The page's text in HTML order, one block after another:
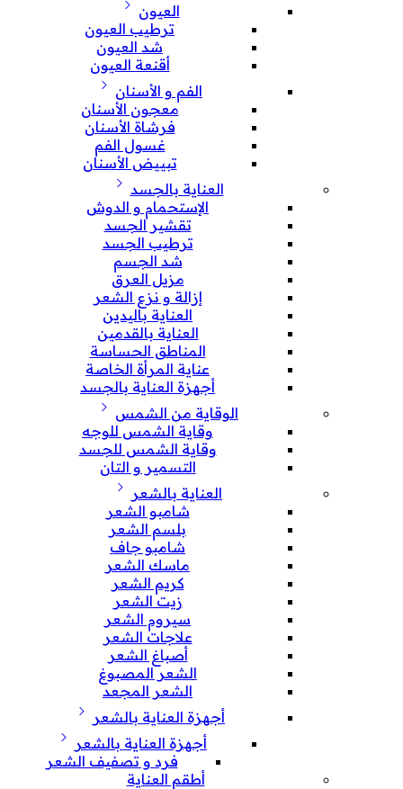
العيون
ترطيب العيون
شد العيون
أقنعة العيون
الفم و الأسنان
معجون الأسنان
فرشاة الأسنان
غسول الفم
تبييض الأسنان
العناية بالجسد
الإستحمام و الدوش
تقشير الجسد
ترطيب الجسد
شد الجسم
مزيل العرق
إزالة و نزع الشعر
العناية باليدين
العناية بالقدمين
المناطق الحساسة
عناية المرأة الخاصة
أجهزة العناية بالجسد
الوقاية من الشمس
وقاية الشمس للوجه
وقاية الشمس للجسد
التسمير و التان
العناية بالشعر
شامبو الشعر
بلسم الشعر
شامبو جاف
ماسك الشعر
كريم الشعر
زيت الشعر
سيروم الشعر
علاجات الشعر
أصباغ الشعر
الشعر المصبوغ
الشعر المجعد
أجهزة العناية بالشعر
أجهزة العناية بالشعر
فرد و تصفيف الشعر
أطقم العناية